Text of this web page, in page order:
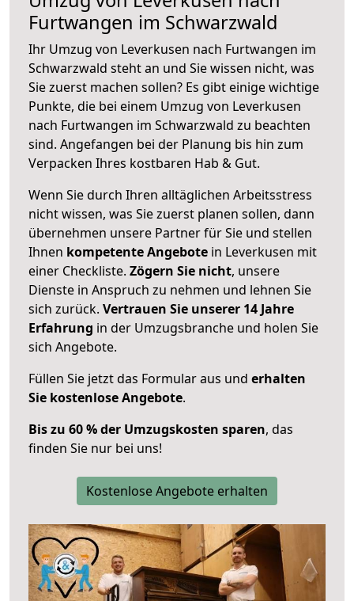
Furtwangen im Schwarzwald
Ihr Umzug von Leverkusen nach Furtwangen im
Schwarzwald steht an und Sie wissen nicht, was
Sie zuerst machen sollen? Es gibt einige wichtige
Punkte, die bei einem Umzug von Leverkusen
nach Furtwangen im Schwarzwald zu beachten
sind. Angefangen bei der Planung bis hin zum
Verpacken Ihres kostbaren Hab & Gut.
Wenn Sie durch Ihren alltäglichen Arbeitsstress
nicht wissen, was Sie zuerst planen sollen, dann
übernehmen unsere Partner für Sie und stellen
Ihnen kompetente Angebote in Leverkusen mit
einer Checkliste. Zögern Sie nicht, unsere
Dienste in Anspruch zu nehmen und lehnen Sie
sich zurück. Vertrauen Sie unserer 14 Jahre
Erfahrung in der Umzugsbranche und holen Sie
sich Angebote.
Füllen Sie jetzt das Formular aus und erhalten
Sie kostenlose Angebote.
Bis zu 60 % der Umzugskosten sparen, das
finden Sie nur bei uns!
Kostenlose Angebote erhalten